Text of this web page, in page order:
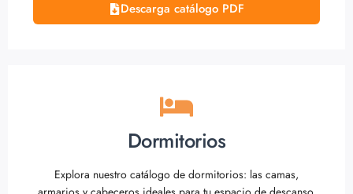
Descarga catálogo PDF
Dormitorios
Explora nuestro catálogo de dormitorios: las camas,